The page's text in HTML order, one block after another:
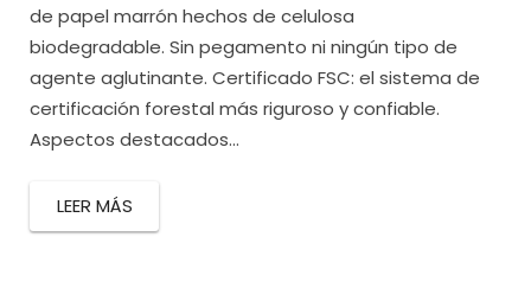
de papel marrón hechos de celulosa
biodegradable. Sin pegamento ni ningún tipo de
agente aglutinante. Certificado FSC: el sistema de
certificación forestal más riguroso y confiable.
Aspectos destacados...
LEER MÁS